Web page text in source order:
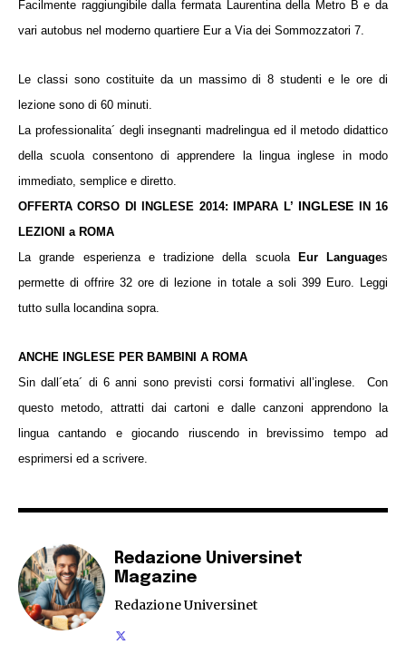
Facilmente raggiungibile dalla fermata Laurentina della Metro B e da
vari autobus nel moderno quartiere Eur a Via dei Sommozzatori 7.
Le classi sono costituite da un massimo di 8 studenti e le ore di
lezione sono di 60 minuti.
La professionalita´ degli insegnanti madrelingua ed il metodo didattico
della scuola consentono di apprendere la lingua inglese in modo
immediato, semplice e diretto.
OFFERTA CORSO DI INGLESE 2014: IMPARA L’
INGLESE IN 16
LEZIONI a ROMA
La grande esperienza e tradizione della scuola
Eur Languages
permette di offrire 32 ore di lezione in totale a soli 399 Euro. Leggi
tutto sulla locandina sopra.
ANCHE INGLESE PER BAMBINI A ROMA
Sin dall´eta´ di 6 anni sono previsti corsi formativi all’inglese. Con
questo metodo, attratti dai cartoni e dalle canzoni apprendono la
lingua cantando e giocando riuscendo in brevissimo tempo ad
esprimersi ed a scrivere.
Redazione Universinet
Magazine
Redazione Universinet